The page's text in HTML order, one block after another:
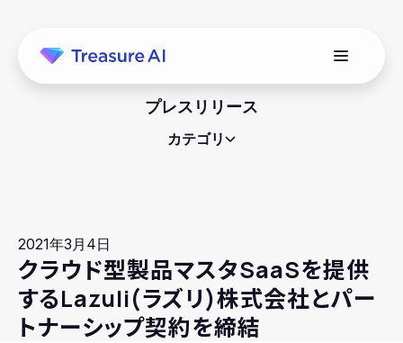
プレスリリース
カテゴリ
2021年3月4日
クラウド型製品マスタSaaSを提供
するLazuli(ラズリ)株式会社とパー
トナーシップ契約を締結